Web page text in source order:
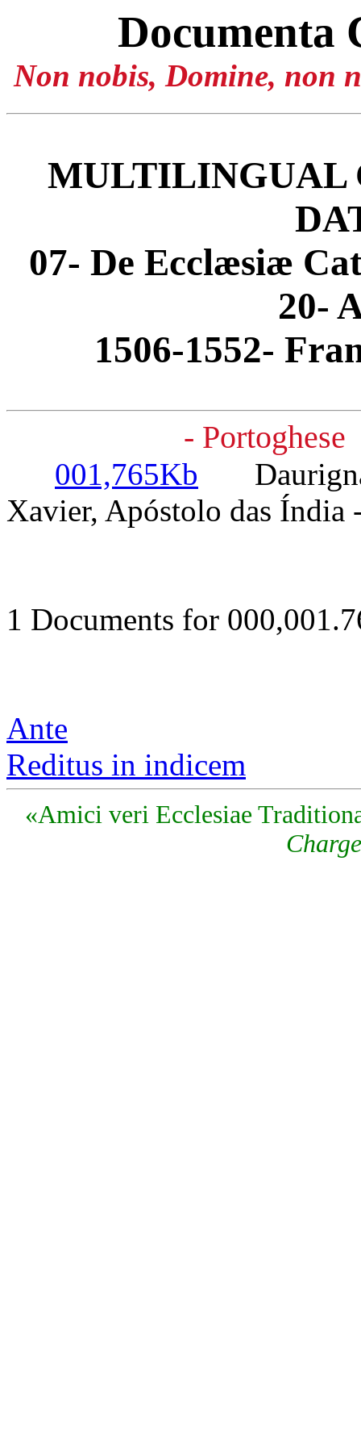
Documenta
Non nobis, Domine, non
MULTILINGUAL
07- De Ecclæsiæ
20-
1506-1552-
- Portoghese
001,765Kb
Xavier, Apóstolo das Índia
1 Documents for
Ante
Reditus in indicem
«Amici veri Ecclesiae